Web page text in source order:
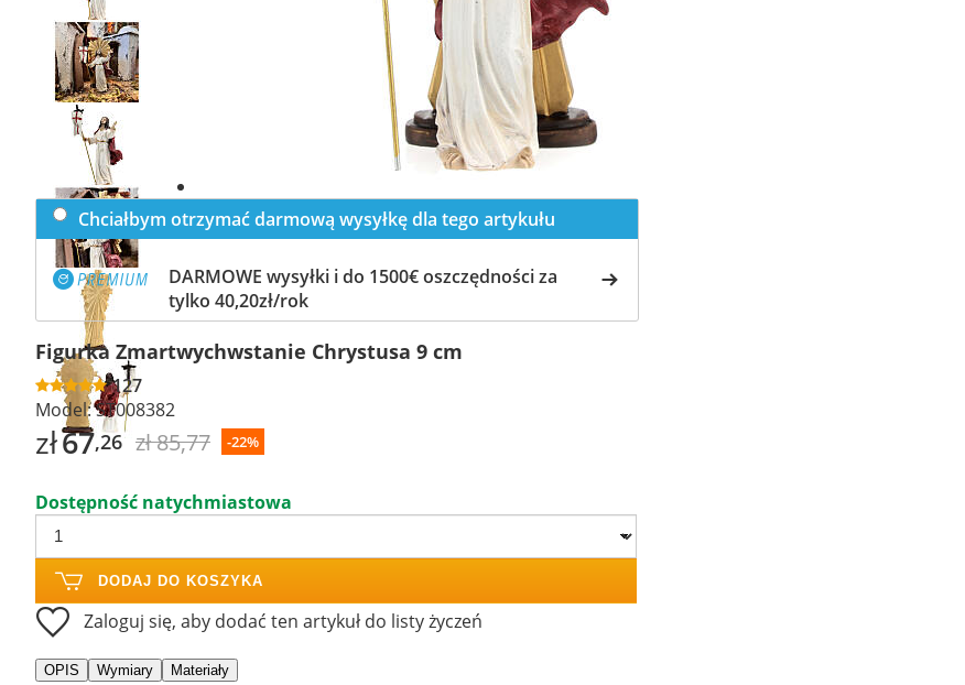
Previous
slide
Next
slide
Chciałbym otrzymać darmową wysyłkę dla tego artykułu
DARMOWE wysyłki i do 1500€ oszczędności za
tylko 40,20zł/rok
Figurka Zmartwychwstanie Chrystusa 9 cm
127
Model:ST008382
zł67,26 zł 85,77 -22%
Dostępność natychmiastowa
DODAJ DO KOSZYKA
Zaloguj się, aby dodać ten artykuł do listy życzeń
OPIS Wymiary Materiały